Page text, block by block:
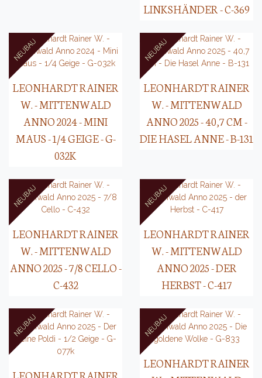
LINKSHÄNDER - C-369
LEONHARDT RAINER
W. - MITTENWALD
ANNO 2024 - MINI
MAUS - 1/4 GEIGE - G-
032K
LEONHARDT RAINER
W. - MITTENWALD
ANNO 2025 - 40,7 CM -
DIE HASEL ANNE - B-131
LEONHARDT RAINER
W. - MITTENWALD
ANNO 2025 - 7/8 CELLO -
C-432
LEONHARDT RAINER
W. - MITTENWALD
ANNO 2025 - DER
HERBST - C-417
LEONHARDT RAINER
LEONHARDT RAINER